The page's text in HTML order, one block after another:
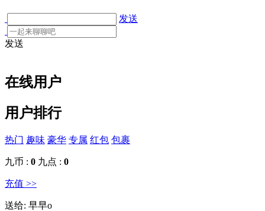
发送
发送
在线用户
用户排行
热门 趣味 豪华 专属 红包 包裹
九币 : 0 九点 : 0
充值 >>
送给: 早早o